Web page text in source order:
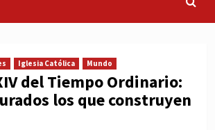
Iglesia Católica Mundo
del Tiempo Ordinario:
los que construyen